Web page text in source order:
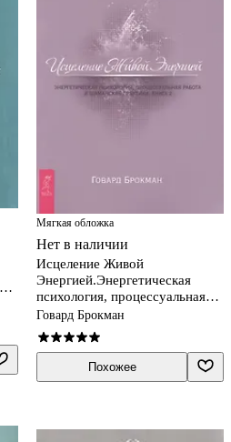
Мягкая обложка
Нет в наличии
Исцеление Живой
Энергией.Энергетическая
психология, процессуальная
работа и шаманские практики.
Книга 2
Говард Брокман
Похожее